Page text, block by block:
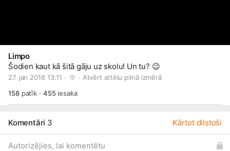
Limpo
Šodien kaut kā šitā gāju uz skolu! Un tu? 😉
27. jan 2016 13:11 · · Atvērt attēlu pilnā izmērā
158patīk · 455iesaka
Komentāri 3 Kārtot dilstoši
Autorizējies, lai komentētu